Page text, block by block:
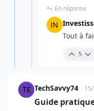
En réponse
Tout à
5
TechSavvy74
Guide